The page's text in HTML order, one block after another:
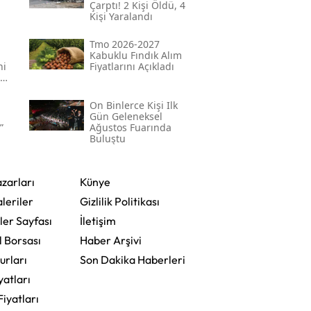
Çarptı! 2 Kişi Öldü, 4
Kişi Yaralandı
Tmo 2026-2027
Kabuklu Fındık Alım
Fiyatlarını Açıkladı
On Binlerce Kişi Ilk
Gün Geleneksel
Ağustos Fuarında
Buluştu
Sayfası
Künye
Gizlilik Politikası
İletişim
Haber Arşivi
Son Dakika Haberleri